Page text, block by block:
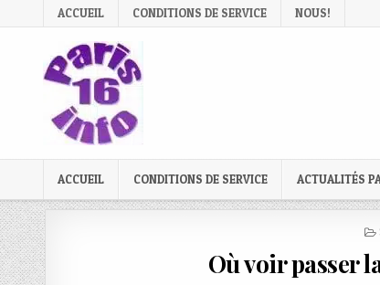
to
ACCUEIL CONDITIONS DE SERVICE NOUS!
ACCUEIL CONDITIONS DE SERVICE ACTUALITÉS
Où voir passer